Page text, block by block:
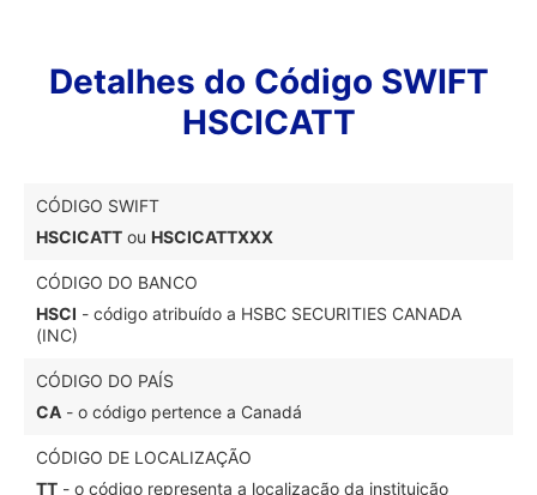
Detalhes do Código SWIFT
HSCICATT
CÓDIGO SWIFT
HSCICATT ou HSCICATTXXX
CÓDIGO DO BANCO
HSCI - código atribuído a HSBC SECURITIES CANADA
(INC)
CÓDIGO DO PAÍS
CA - o código pertence a Canadá
CÓDIGO DE LOCALIZAÇÃO
TT - o código representa a localização da instituição